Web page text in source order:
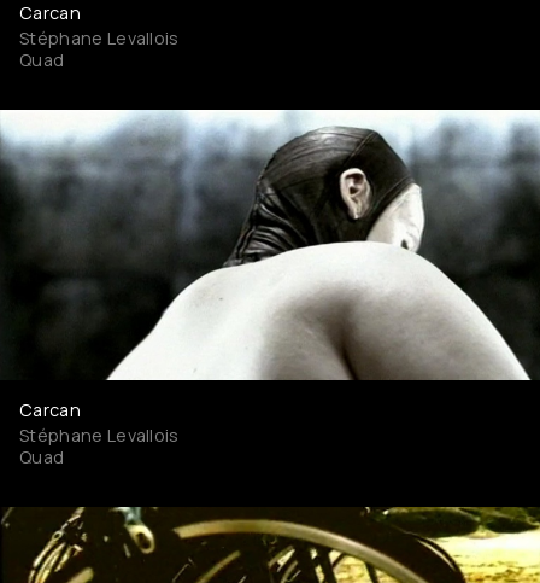
Carcan
Stéphane Levallois
Quad
Carcan
Stéphane Levallois
Quad